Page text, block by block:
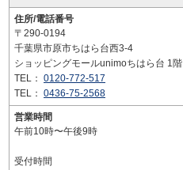
住所/電話番号
〒290-0194
千葉県市原市ちはら台西3-4
ショッピングモールunimoちはら台 1階
TEL： 0120-772-517
TEL： 0436-75-2568
営業時間
午前10時〜午後9時
受付時間